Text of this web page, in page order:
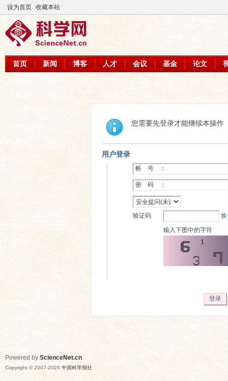
设为首页 收藏本站
首页 新闻 博客 人才 会议 基金 论文
您需要先登录才能继续本操作
用户登录
帐 号 ：
密 码 ：
验证码
输入下图中的字符
登录
Powered by ScienceNet.cn
Copyright © 2007-2026 中国科学报社